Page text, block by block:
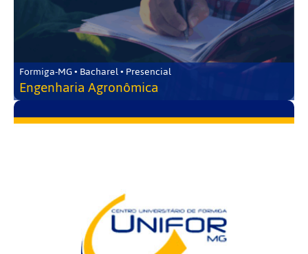
Formiga-MG • Bacharel • Presencial
Engenharia Agronômica